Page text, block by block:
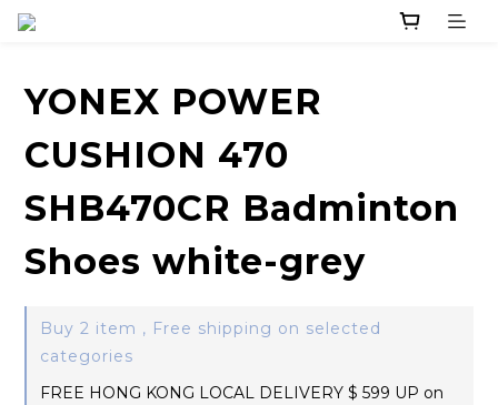
YONEX POWER
CUSHION 470
SHB470CR Badminton
Shoes white-grey
Buy 2 item , Free shipping on selected
categories
FREE HONG KONG LOCAL DELIVERY $ 599 UP on